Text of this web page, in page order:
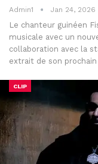
Admin1 Jan 24, 2026
Le chanteur guinéen
musicale avec un
collaboration avec la
extrait de son
CLIP